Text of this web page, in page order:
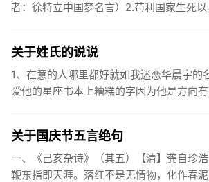
者：徐特立中国梦名言）2.苟利国家生死
关于姓氏的说说
1、在意的人哪里都好就如我迷恋华晨宇的
爱他的星座书本上糟糕的字因为他是方向
关于国庆节五言绝句
一、《己亥杂诗》（其五）【清】龚自珍
鞭东指即天涯。落红不是无情物，化作春